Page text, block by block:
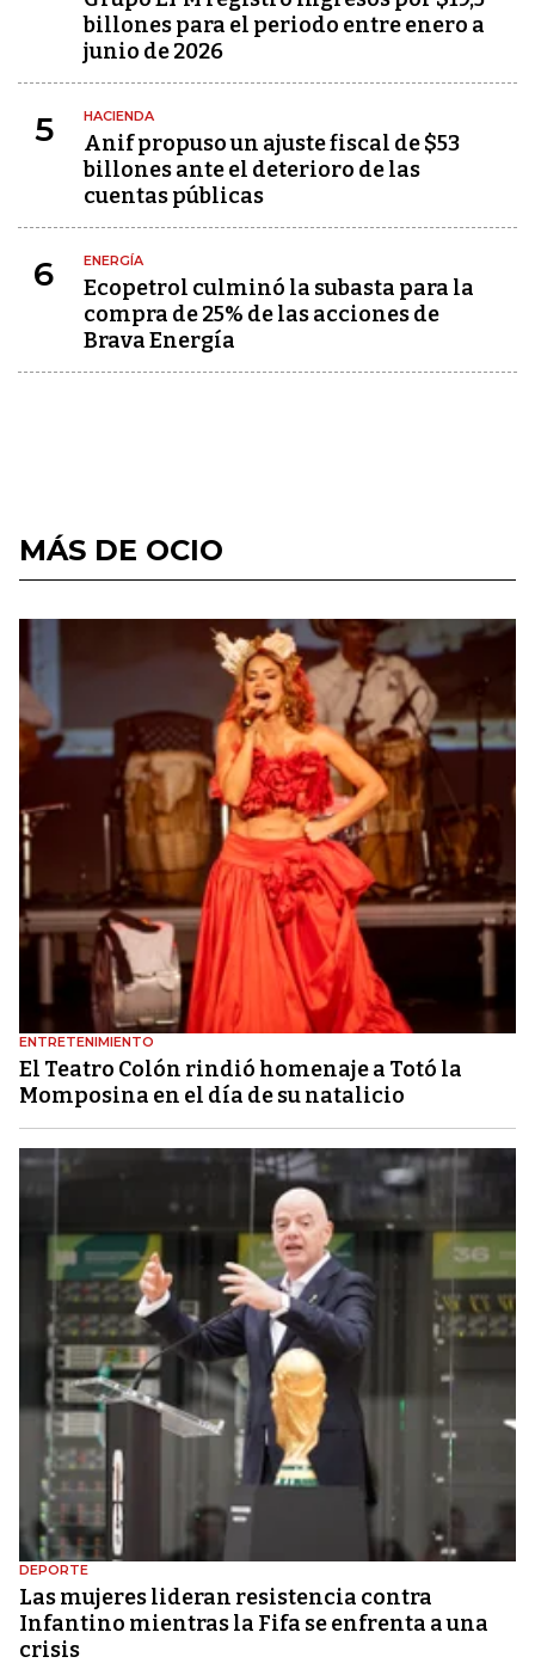
billones para el periodo entre enero a
junio de 2026
5 HACIENDA
Anif propuso un ajuste fiscal de $53
billones ante el deterioro de las
cuentas públicas
6 ENERGÍA
Ecopetrol culminó la subasta para la
compra de 25% de las acciones de
Brava Energía
MÁS DE OCIO
ENTRETENIMIENTO
El Teatro Colón rindió homenaje a Totó la
Momposina en el día de su natalicio
DEPORTE
Las mujeres lideran resistencia contra
Infantino mientras la Fifa se enfrenta a una
crisis